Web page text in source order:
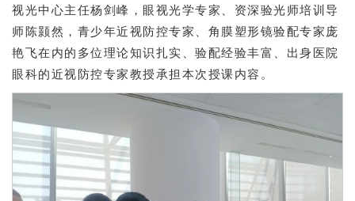
视光中心主任杨剑峰，眼视光学专家、资深验光师培训导
师陈颢然，青少年近视防控专家、角膜塑形镜验配专家庞
艳飞在内的多位理论知识扎实、验配经验丰富、出身医院
眼科的近视防控专家教授承担本次授课内容。